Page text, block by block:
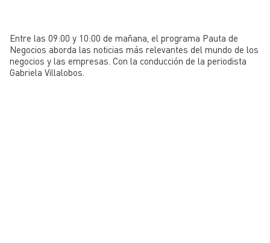
Entre las 09:00 y 10:00 de mañana, el programa Pauta de
Negocios aborda las noticias más relevantes del mundo de los
negocios y las empresas. Con la conducción de la periodista
Gabriela Villalobos.